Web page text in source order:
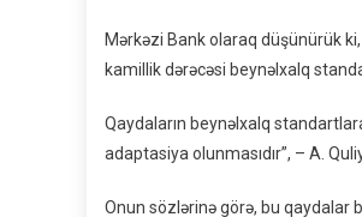
Mərkəzi Bank olaraq düşünürük
kamillik dərəcəsi beynəlxalq
Qaydaların beynəlxalq
adaptasiya olunmasıdır”, – A.
Onun sözlərinə görə, bu qaydalar